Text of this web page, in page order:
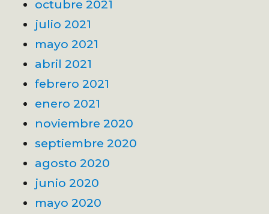
octubre 2021
julio 2021
mayo 2021
abril 2021
febrero 2021
enero 2021
noviembre 2020
septiembre 2020
agosto 2020
junio 2020
mayo 2020